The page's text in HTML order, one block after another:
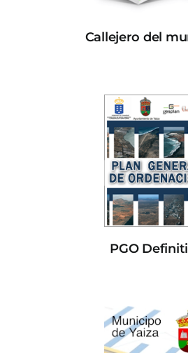
Callejero del
PGO